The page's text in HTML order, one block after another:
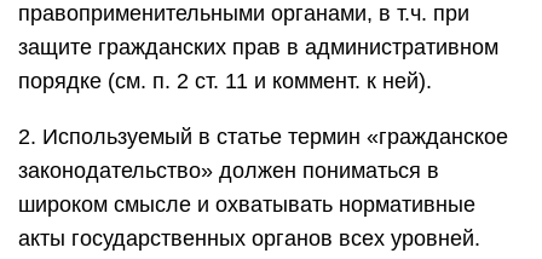
правоприменительными органами, в т.ч. при
защите гражданских прав в административном
порядке (см. п. 2 ст. 11 и коммент. к ней).
2. Используемый в статье термин «гражданское
законодательство» должен пониматься в
широком смысле и охватывать нормативные
акты государственных органов всех уровней.